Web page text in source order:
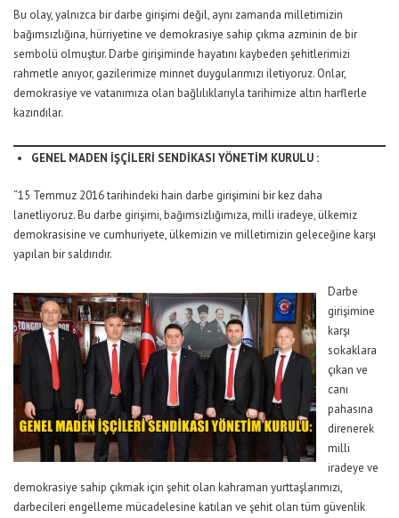
Bu olay, yalnızca bir darbe girişimi değil, aynı zamanda milletimizin
bağımsızlığına, hürriyetine ve demokrasiye sahip çıkma azminin de bir
sembolü olmuştur. Darbe girişiminde hayatını kaybeden şehitlerimizi
rahmetle anıyor, gazilerimize minnet duygularımızı iletiyoruz. Onlar,
demokrasiye ve vatanımıza olan bağlılıklarıyla tarihimize altın harflerle
kazındılar.
GENEL MADEN İŞÇİLERİ SENDİKASI YÖNETİM KURULU :
“15 Temmuz 2016 tarihindeki hain darbe girişimini bir kez daha
lanetliyoruz. Bu darbe girişimi, bağımsızlığımıza, milli iradeye, ülkemiz
demokrasisine ve cumhuriyete, ülkemizin ve milletimizin geleceğine karşı
yapılan bir saldırıdır.
Darbe
girişimine
karşı
sokaklara
çıkan ve
canı
pahasına
direnerek
milli
iradeye ve
demokrasiye sahip çıkmak için şehit olan kahraman yurttaşlarımızı,
darbecileri engelleme mücadelesine katılan ve şehit olan tüm güvenlik